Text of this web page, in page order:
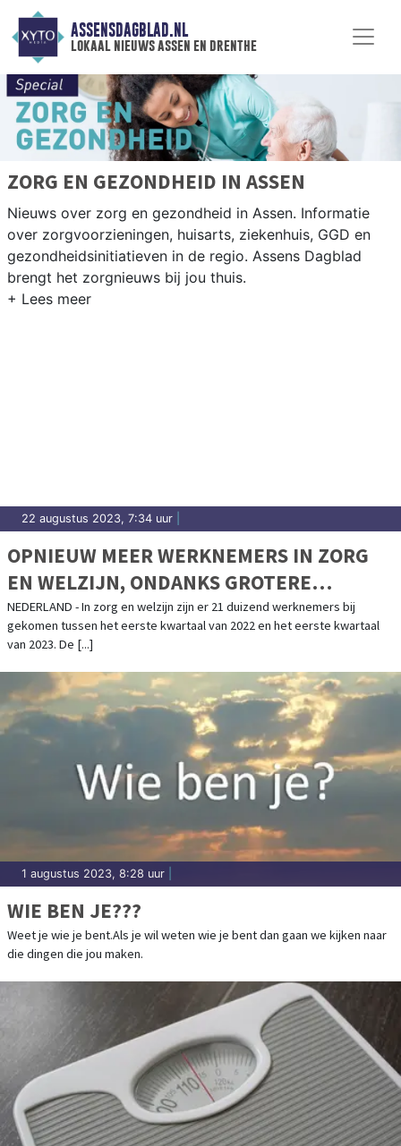
ASSENSDAGBLAD.NL
lokaal nieuws assen en drenthe
ZORG EN GEZONDHEID IN ASSEN
Nieuws over zorg en gezondheid in Assen. Informatie
over zorgvoorzieningen, huisarts, ziekenhuis, GGD en
gezondheidsinitiatieven in de regio. Assens Dagblad
brengt het zorgnieuws bij jou thuis.
22 augustus 2023, 7:34 uur
OPNIEUW MEER WERKNEMERS IN ZORG
EN WELZIJN, ONDANKS GROTERE
UITSTROOM
NEDERLAND - In zorg en welzijn zijn er 21 duizend werknemers bij
gekomen tussen het eerste kwartaal van 2022 en het eerste kwartaal
van 2023. De [...]
1 augustus 2023, 8:28 uur
WIE BEN JE???
Weet je wie je bent.Als je wil weten wie je bent dan gaan we kijken naar
die dingen die jou maken.